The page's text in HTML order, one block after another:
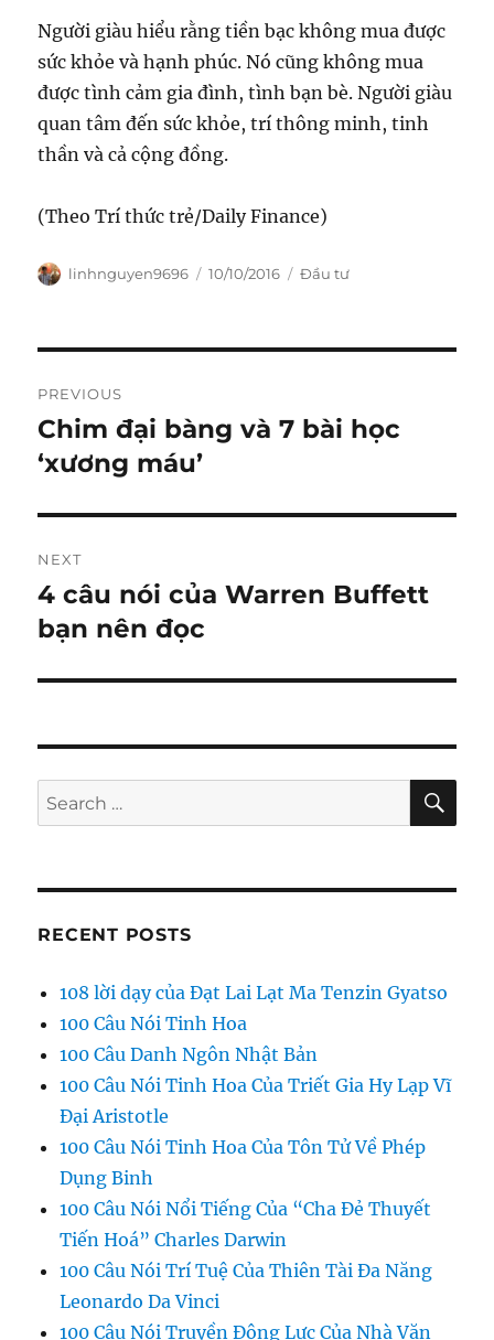
Người giàu hiểu rằng tiền bạc không mua được
sức khỏe và hạnh phúc. Nó cũng không mua
được tình cảm gia đình, tình bạn bè. Người giàu
quan tâm đến sức khỏe, trí thông minh, tinh
thần và cả cộng đồng.
(Theo Trí thức trẻ/Daily Finance)
Author
linhnguyen9696
Posted
10/10/2016 Categories
Đầu tư
navigation
PREVIOUS
Previous
post:
Chim đại bàng và 7 bài học
‘xương máu’
NEXT
Next
post:
4 câu nói của Warren Buffett
bạn nên đọc
Search
for:
RECENT POSTS
108 lời dạy của Đạt Lai Lạt Ma Tenzin Gyatso
100 Câu Nói Tinh Hoa
100 Câu Danh Ngôn Nhật Bản
100 Câu Nói Tinh Hoa Của Triết Gia Hy Lạp Vĩ
Đại Aristotle
100 Câu Nói Tinh Hoa Của Tôn Tử Về Phép
Dụng Binh
100 Câu Nói Nổi Tiếng Của “Cha Đẻ Thuyết
Tiến Hoá” Charles Darwin
100 Câu Nói Trí Tuệ Của Thiên Tài Đa Năng
Leonardo Da Vinci
100 Câu Nói Truyền Động Lực Của Nhà Văn